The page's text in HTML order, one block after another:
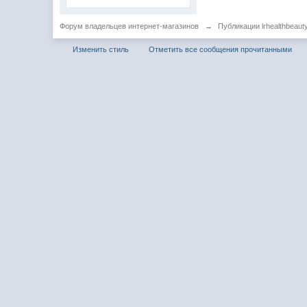
Форум владельцев интернет-магазинов → Публикации
Изменить стиль Отметить все сообщения прочитанными